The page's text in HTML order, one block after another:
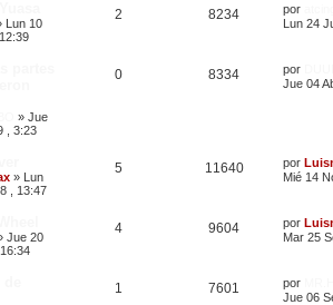
Lun 10
2 8234 por
Lun 24
» Jue
, 3:23
0 8334 por
Jue 04
» Lun
, 13:47
5 11640 por
Mié 14
Jue 20
4 9604 por
Mar 25
1 7601 por
Jue 06